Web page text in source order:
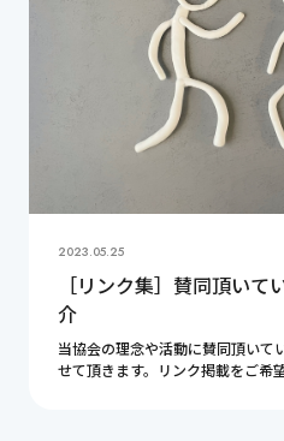
2023.05.25
［リンク集］賛同頂い
介
当協会の理念や活動に賛同頂いて
せて頂きます。リンク掲載をご希